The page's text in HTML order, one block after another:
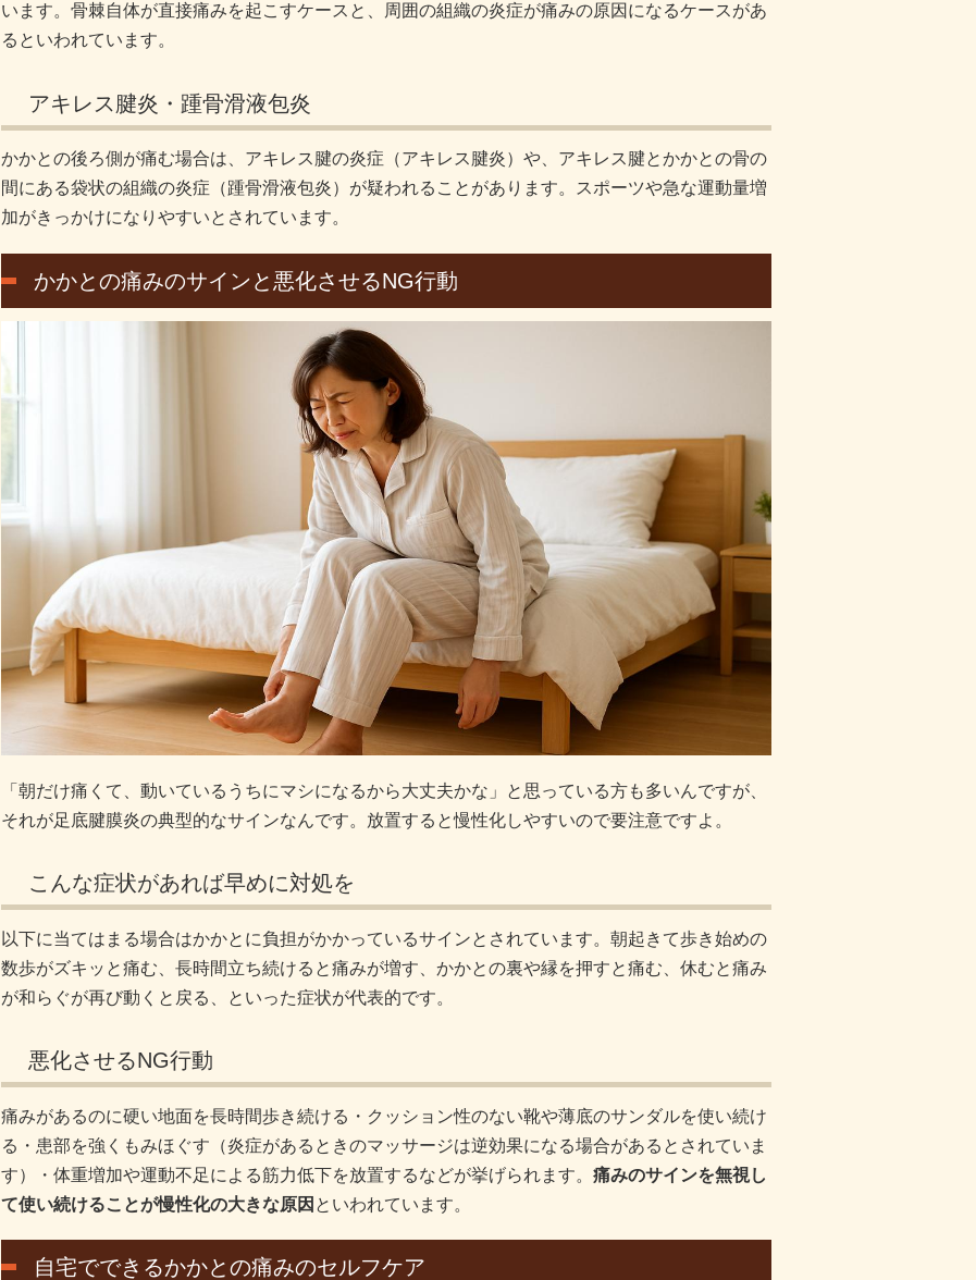
います。骨棘自体が直接痛みを起こすケースと、周囲の組織の炎症が痛みの原因になるケースがあ
るといわれています。
アキレス腱炎・踵骨滑液包炎
かかとの後ろ側が痛む場合は、アキレス腱の炎症（アキレス腱炎）や、アキレス腱とかかとの骨の
間にある袋状の組織の炎症（踵骨滑液包炎）が疑われることがあります。スポーツや急な運動量増
加がきっかけになりやすいとされています。
かかとの痛みのサインと悪化させるNG行動
「朝だけ痛くて、動いているうちにマシになるから大丈夫かな」と思っている方も多いんですが、
それが足底腱膜炎の典型的なサインなんです。放置すると慢性化しやすいので要注意ですよ。
こんな症状があれば早めに対処を
以下に当てはまる場合はかかとに負担がかかっているサインとされています。朝起きて歩き始めの
数歩がズキッと痛む、長時間立ち続けると痛みが増す、かかとの裏や縁を押すと痛む、休むと痛み
が和らぐが再び動くと戻る、といった症状が代表的です。
悪化させるNG行動
痛みがあるのに硬い地面を長時間歩き続ける・クッション性のない靴や薄底のサンダルを使い続け
る・患部を強くもみほぐす（炎症があるときのマッサージは逆効果になる場合があるとされていま
す）・体重増加や運動不足による筋力低下を放置するなどが挙げられます。 痛みのサインを無視し
て使い続けることが慢性化の大きな原因 といわれています。
自宅でできるかかとの痛みのセルフケア